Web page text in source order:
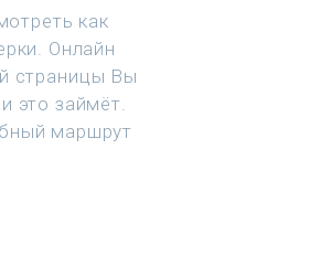
как
Онлайн
страницы Вы
это займёт.
маршрут